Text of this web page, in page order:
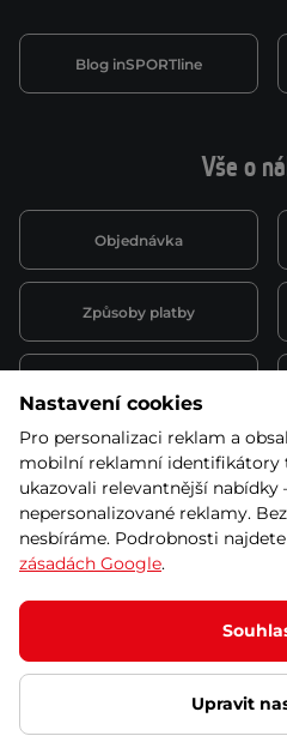
Vše o
Objednávka
Způsoby platby
Půjčovna
obchodní podmínky
Blog inSPORTline
© 2026 SEVEN SPORT s.r.o Všechna
Podle zákona o evidenci tržeb je
kupujícímu účtenku.
Zároveň je povinen zaevidovat
případě technického výpadku pak
Ochrana osobních údajů Nastavení
systém Prohlášení přístupnosti
Nastavení cookies
Pro personalizaci reklam a
mobilní reklamní identifikátory
ukazovali relevantnější nabídky
nepersonalizované reklamy.
nesbíráme. Podrobnosti
zásadách Google.
Upravit